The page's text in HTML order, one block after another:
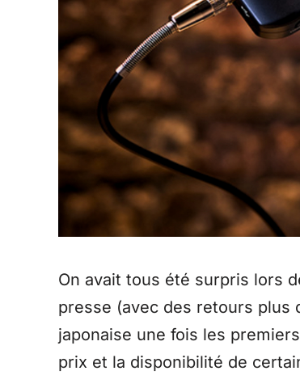
On avait tous été surpris lors
presse (avec des retours plus
japonaise une fois les
prix et la disponibilité de